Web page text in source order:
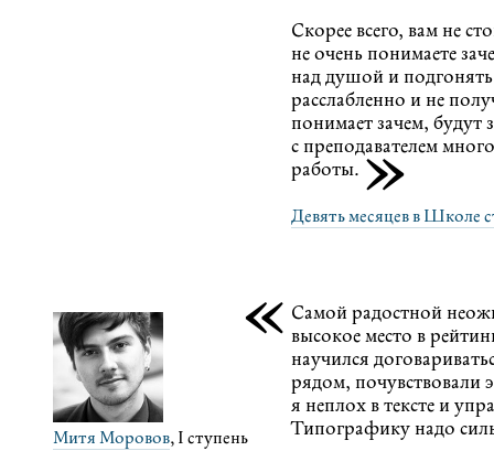
Скорее всего, вам не
не очень понимаете
над душой и подгонять,
расслабленно и не
понимает зачем, будут
с преподавателем
работы. »
Девять месяцев в Школе
Митя Моровов, I ступень
« Самой радостной
высокое место в
научился
рядом,
я неплох в тексте и
Типографику надо